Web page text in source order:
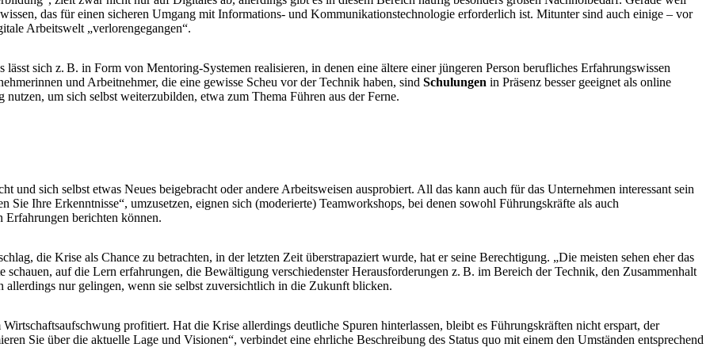
das für einen sicheren Umgang mit Informations- und Kommunikationstechnologie erforderlich ist. Mitunter sind auch einige – vor
Arbeitswelt „verlorengegangen“.
sich z. B. in Form von Mentoring-Systemen realisieren, in denen eine ältere einer jüngeren Person berufliches Erfahrungswissen
und Arbeitnehmer, die eine gewisse Scheu vor der Technik haben, sind Schulungen in Präsenz besser geeignet als online
um sich selbst weiterzubilden, etwa zum Thema Führen aus der Ferne.
und sich selbst etwas Neues beigebracht oder andere Arbeitsweisen ausprobiert. All das kann auch für das Unternehmen interessant sein
Ihre Erkenntnisse“, umzusetzen, eignen sich (moderierte) Teamworkshops, bei denen sowohl Führungskräfte als auch
berichten können.
die Krise als Chance zu betrachten, in der letzten Zeit überstrapaziert wurde, hat er seine Berechtigung. „Die meisten sehen eher das
schauen, auf die Lern erfahrungen, die Bewältigung verschiedenster Herausforderungen z. B. im Bereich der Technik, den Zusammenhalt
nur gelingen, wenn sie selbst zuversichtlich in die Zukunft blicken.
profitiert. Hat die Krise allerdings deutliche Spuren hinterlassen, bleibt es Führungskräften nicht erspart, der
Sie über die aktuelle Lage und Visionen“, verbindet eine ehrliche Beschreibung des Status quo mit einem den Umständen entsprechend